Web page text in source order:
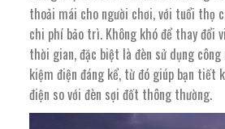
thoải mái cho người chơi, với tuổi thọ
chi phí bảo trì. Không khó để thay đổi
thời gian, đặc biệt là đèn sử dụng
kiệm điện đáng kể, từ đó giúp bạn tiết
điện so với đèn sợi đốt thông thường.